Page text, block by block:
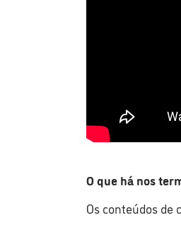
O que há nos
Os conteúdos de